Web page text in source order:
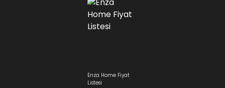
Enza Home Fiyat
Listesi